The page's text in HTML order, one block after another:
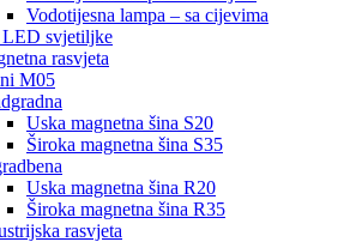
Vodotijesna lampa – sa cijevima
LED svjetiljke
rasvjeta
M05
Uska magnetna šina S20
Široka magnetna šina S35
Uska magnetna šina R20
Široka magnetna šina R35
rasvjeta